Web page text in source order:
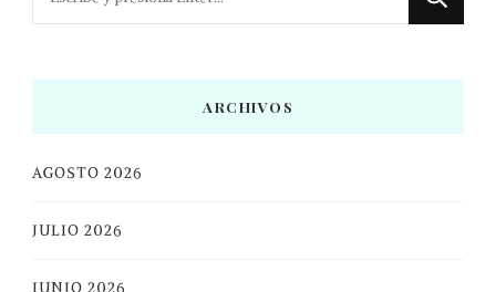
ARCHIVOS
AGOSTO 2026
JULIO 2026
JUNIO 2026